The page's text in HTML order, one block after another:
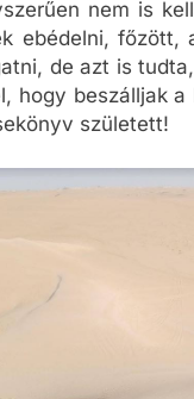
nem is
ebédelni,
de azt is
hogy beszálljak
született!